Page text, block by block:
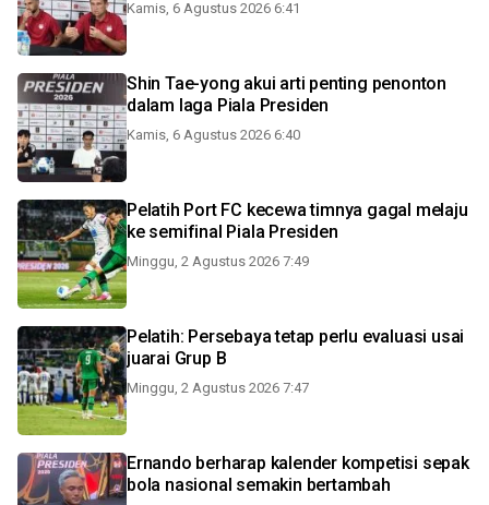
Kamis, 6 Agustus 2026 6:41
Shin Tae-yong akui arti penting penonton
dalam laga Piala Presiden
Kamis, 6 Agustus 2026 6:40
Pelatih Port FC kecewa timnya gagal melaju
ke semifinal Piala Presiden
Minggu, 2 Agustus 2026 7:49
Pelatih: Persebaya tetap perlu evaluasi usai
juarai Grup B
Minggu, 2 Agustus 2026 7:47
Ernando berharap kalender kompetisi sepak
bola nasional semakin bertambah